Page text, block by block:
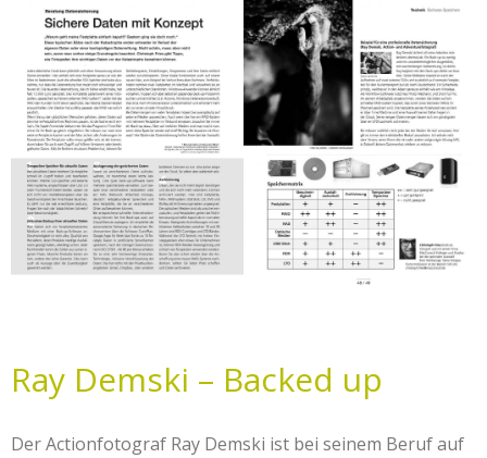
Ray Demski – Backed up
Der Actionfotograf Ray Demski ist bei seinem Beruf auf